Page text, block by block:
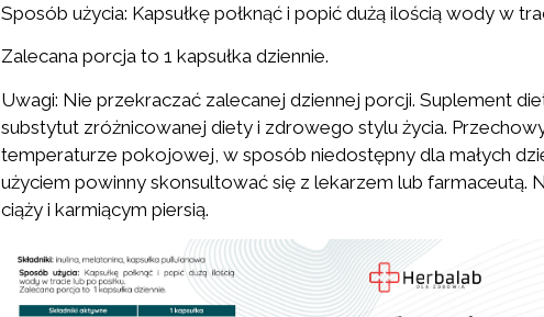
Sposób użycia: Kapsułkę połknąć i popić dużą ilością wody w
Zalecana porcja to 1 kapsułka dziennie.
Uwagi: Nie przekraczać zalecanej dziennej porcji. Suplement
substytut zróżnicowanej diety i zdrowego stylu życia.
temperaturze pokojowej, w sposób niedostępny dla małych
użyciem powinny skonsultować się z lekarzem lub farmaceutą.
ciąży i karmiącym piersią.